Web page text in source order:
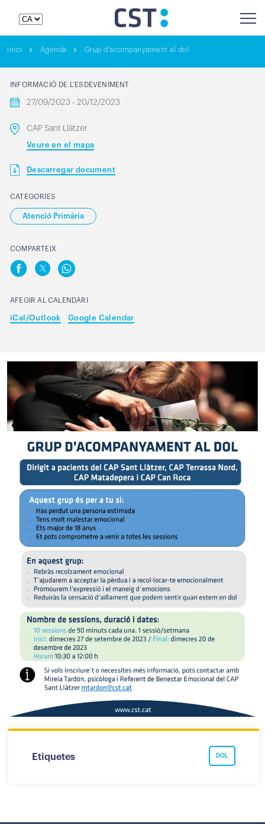
Inici Agenda Grup d'acompanyament al dol
INFORMACIÓ DE L’ESDEVENIMENT
27/09/2023 - 20/12/2023
CAP Sant Llàtzer
Veure en el mapa
Descarregar document
CATEGORIES
Atenció Primària
COMPARTEIX
AFEGIR AL CALENDARI
iCal/Outlook Google Calendar
Etiquetes DOL